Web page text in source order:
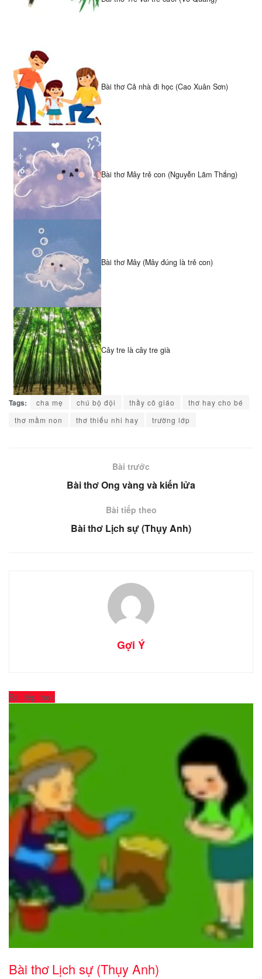
Bài thơ Cả nhà đi học (Cao Xuân Sơn)
Bài thơ Mây trẻ con (Nguyễn Lãm Thắng)
Bài thơ Mây (Mây đúng là trẻ con)
Cây tre là cây tre già
Tags: cha mẹ chú bộ đội thầy cô giáo
thơ hay cho bé
thơ mầm non
thơ thiếu nhi hay trường lớp
Bài trước
Bài thơ Ong vàng và kiến lửa
Bài tiếp theo
Bài thơ Lịch sự (Thụy Anh)
Gợi Ý
Bài tiếp theo
Bài thơ Lịch sự (Thụy Anh)